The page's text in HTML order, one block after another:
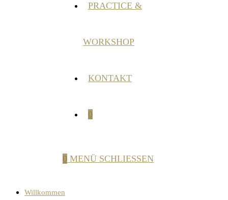
PRACTICE &
WORKSHOP
KONTAKT
0
0 MENÜ SCHLIESSEN
Willkommen